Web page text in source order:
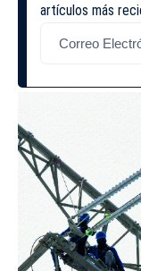
artículos más